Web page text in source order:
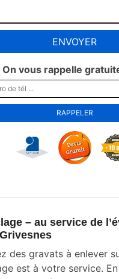
On vous rappelle
– au service de
des gravats à enlever
est à votre service.